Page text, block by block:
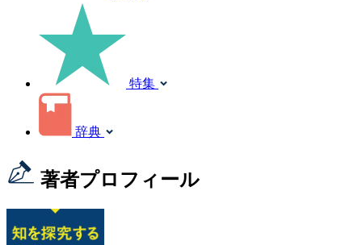
特集
辞典
著者プロフィール